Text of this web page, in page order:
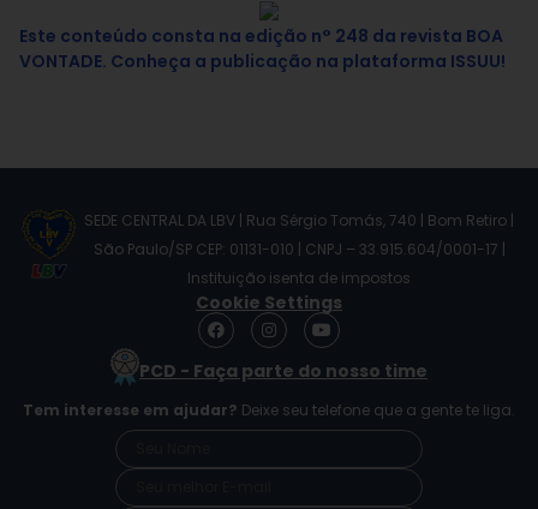
Este conteúdo consta na edição n° 248 da revista BOA
VONTADE. Conheça a publicação na plataforma ISSUU!
SEDE CENTRAL DA LBV | Rua Sérgio Tomás, 740 | Bom Retiro |
São Paulo/SP CEP: 01131-010 | CNPJ – 33.915.604/0001-17 |
Instituição isenta de impostos
Cookie Settings
F
a
e
o
o
I
n
s
t
g
r
m
Y
o
t
b
e
PCD - Faça parte do nosso time
Tem interesse em ajudar? Deixe seu telefone que a gente te liga.